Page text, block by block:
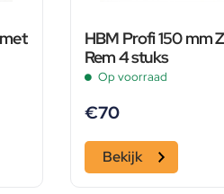
HBM Profi 150 mm
Rem 4 stuks
Op voorraad
€70
Bekijk